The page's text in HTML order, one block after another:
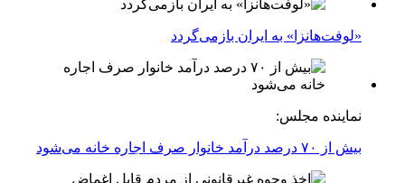
«لوفت‌هانزا» به ایران بازمی‌گردد
نماینده مجلس:
بیش از ۷۰ درصد درآمد خانوار صرف اجاره خانه می‌شود